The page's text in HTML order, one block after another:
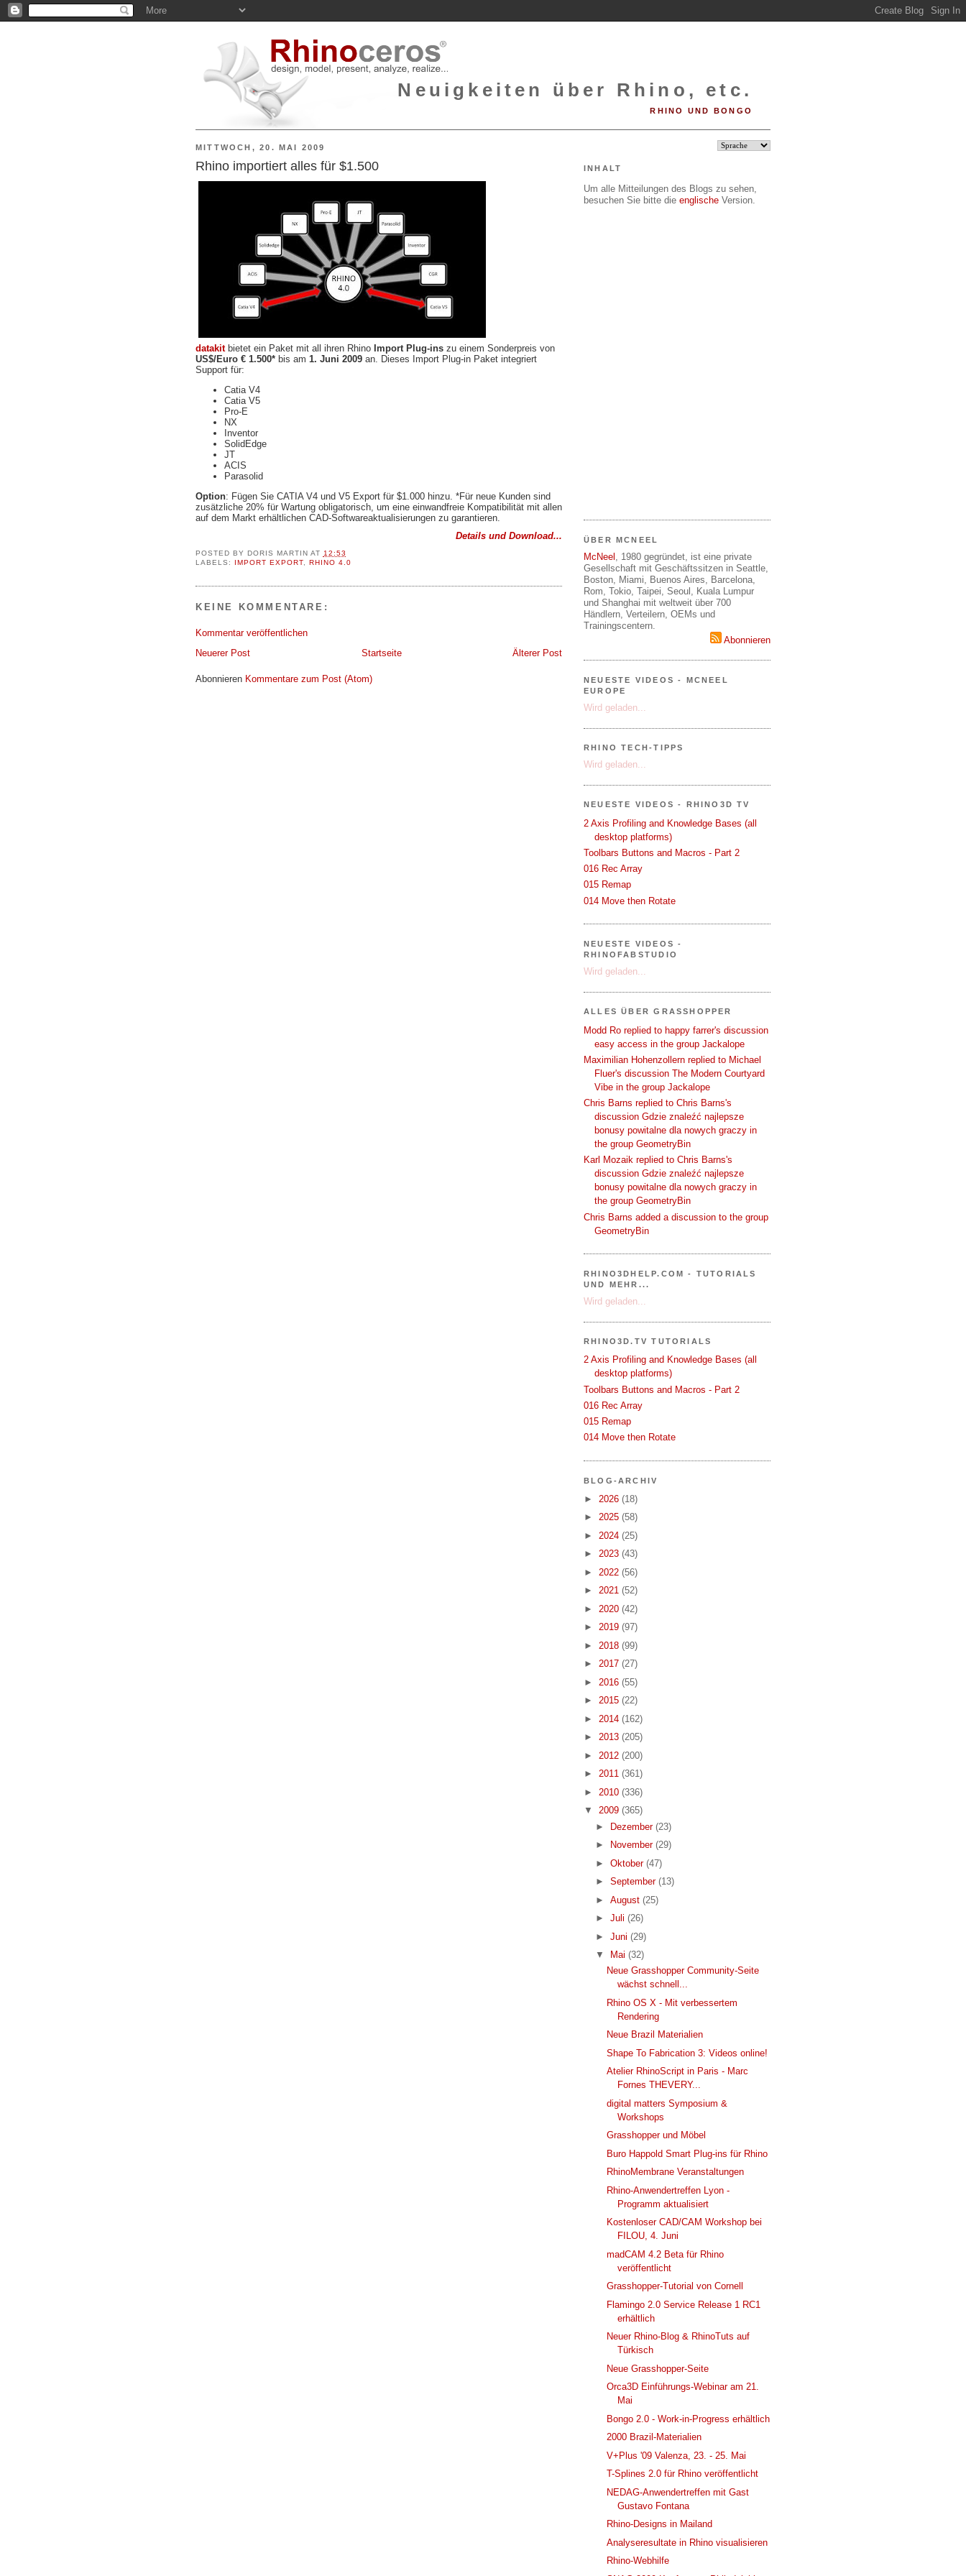
Neuigkeiten über Rhino, etc.
RHINO UND BONGO
MITTWOCH, 20. MAI 2009
Rhino importiert alles für $1.500
datakitbietet ein Paket mit all ihren Rhino Import Plug-ins zu einem Sonderpreis von
US$/Euro € 1.500* bis am 1. Juni 2009 an. Dieses Import Plug-in Paket integriert
Support für:
Catia V4
Catia V5
Pro-E
NX
Inventor
SolidEdge
JT
ACIS
Parasolid
Option: Fügen Sie CATIA V4 und V5 Export für $1.000 hinzu. *Für neue Kunden sind
zusätzliche 20% für Wartung obligatorisch, um eine einwandfreie Kompatibilität mit allen
auf dem Markt erhältlichen CAD-Softwareaktualisierungen zu garantieren.
Details und Download...
POSTED BY DORIS MARTIN AT 12:53
LABELS: IMPORT EXPORT, RHINO 4.0
KEINE KOMMENTARE:
Kommentar veröffentlichen
Neuerer Post
Älterer Post
Startseite
Abonnieren Kommentare zum Post (Atom)
INHALT
Um alle Mitteilungen des Blogs zu sehen,
besuchen Sie bitte die englische Version.
ÜBER MCNEEL
McNeel
, 1980 gegründet, ist eine private
Gesellschaft mit Geschäftssitzen in Seattle,
Boston, Miami, Buenos Aires, Barcelona,
Rom, Tokio, Taipei, Seoul, Kuala Lumpur
und Shanghai mit weltweit über 700
Händlern, Verteilern, OEMs und
Trainingscentern.
Abonnieren
NEUESTE VIDEOS - MCNEEL
EUROPE
Wird geladen...
RHINO TECH-TIPPS
Wird geladen...
NEUESTE VIDEOS - RHINO3D TV
2 Axis Profiling and Knowledge Bases (all
desktop platforms)
Toolbars Buttons and Macros - Part 2
016 Rec Array
015 Remap
014 Move then Rotate
NEUESTE VIDEOS -
RHINOFABSTUDIO
Wird geladen...
ALLES ÜBER GRASSHOPPER
Modd Ro replied to happy farrer's discussion
easy access in the group Jackalope
Maximilian Hohenzollern replied to Michael
Fluer's discussion The Modern Courtyard
Vibe in the group Jackalope
Chris Barns replied to Chris Barns's
discussion Gdzie znaleźć najlepsze
bonusy powitalne dla nowych graczy in
the group GeometryBin
Karl Mozaik replied to Chris Barns's
discussion Gdzie znaleźć najlepsze
bonusy powitalne dla nowych graczy in
the group GeometryBin
Chris Barns added a discussion to the group
GeometryBin
RHINO3DHELP.COM - TUTORIALS
UND MEHR...
Wird geladen...
RHINO3D.TV TUTORIALS
2 Axis Profiling and Knowledge Bases (all
desktop platforms)
Toolbars Buttons and Macros - Part 2
016 Rec Array
015 Remap
014 Move then Rotate
BLOG-ARCHIV
► 2026 (18)
► 2025 (58)
► 2024 (25)
► 2023 (43)
► 2022 (56)
► 2021 (52)
► 2020 (42)
► 2019 (97)
► 2018 (99)
► 2017 (27)
► 2016 (55)
► 2015 (22)
► 2014 (162)
► 2013 (205)
► 2012 (200)
► 2011 (361)
► 2010 (336)
▼ 2009 (365)
► Dezember (23)
►
November (29)
► Oktober (47)
► September (13)
► August (25)
► Juli (26)
► Juni (29)
▼
Mai (32)
Neue Grasshopper Community-Seite
wächst schnell...
Rhino OS X - Mit verbessertem
Rendering
Neue Brazil Materialien
Shape To Fabrication 3: Videos online!
Atelier RhinoScript in Paris - Marc
Fornes THEVERY...
digital matters Symposium &
Workshops
Grasshopper und Möbel
Buro Happold Smart Plug-ins für Rhino
RhinoMembrane Veranstaltungen
Rhino-Anwendertreffen Lyon -
Programm aktualisiert
Kostenloser CAD/CAM Workshop bei
FILOU, 4. Juni
madCAM 4.2 Beta für Rhino
veröffentlicht
Grasshopper-Tutorial von Cornell
Flamingo 2.0 Service Release 1 RC1
erhältlich
Neuer Rhino-Blog & RhinoTuts auf
Türkisch
Neue Grasshopper-Seite
Orca3D Einführungs-Webinar am 21.
Mai
Bongo 2.0 - Work-in-Progress erhältlich
2000 Brazil-Materialien
V+Plus '09 Valenza, 23. - 25. Mai
T-Splines 2.0 für Rhino veröffentlicht
NEDAG-Anwendertreffen mit Gast
Gustavo Fontana
Rhino-Designs in Mailand
Analyseresultate in Rhino visualisieren
Rhino-Webhilfe